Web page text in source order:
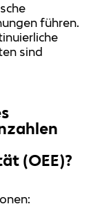
führen.
sind
(OEE)?